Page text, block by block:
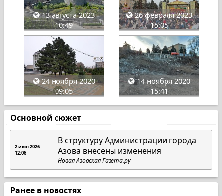
13 августа 2023
10:49
26 февраля 2023
15:05
24 ноября 2020
09:05
14 ноября 2020
15:41
Основной сюжет
2 июн 2026
12:06
В структуру Администрации города
Азова внесены изменения
Новая Азовская Газета.ру
Ранее в новостях